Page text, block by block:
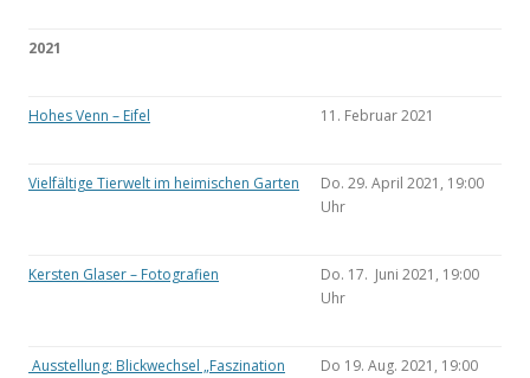
2021
Hohes Venn – Eifel 11. Februar 2021
Vielfältige Tierwelt im heimischen Garten
Do. 29. April 2021, 19:00
Uhr
Kersten Glaser – Fotografien
Do. 17. Juni 2021, 19:00
Uhr
Ausstellung: Blickwechsel „Faszination
Do 19. Aug. 2021, 19:00